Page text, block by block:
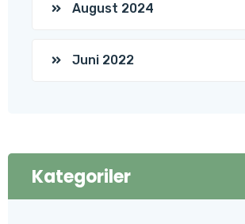
August 2024
Juni 2022
Kategoriler